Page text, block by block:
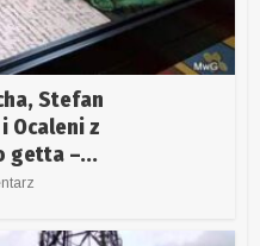
Stefan
Ocaleni z
getta –...